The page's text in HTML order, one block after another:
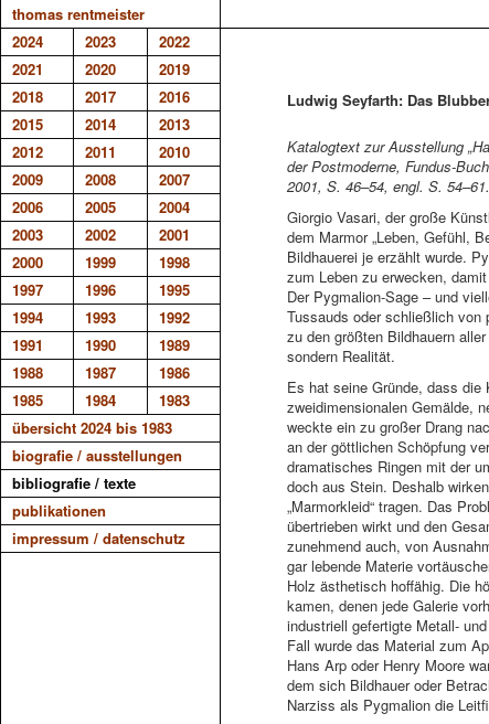
thomas rentmeister
2024
2023
2022
2021
2020
2019
2018
2017
2016
2015
2014
2013
2012
2011
2010
2009
2008
2007
2006
2005
2004
2003
2002
2001
2000
1999
1998
1997
1996
1995
1994
1993
1992
1991
1990
1989
1988
1987
1986
1985
1984
1983
übersicht 2024 bis 1983
biografie / ausstellungen
bibliografie / texte
publikationen
impressum / datenschutz
Ludwig Seyfarth: Das
Katalogtext zur Ausstellung
der Postmoderne, Fundus-
2001, S. 46–54, engl. S. 54–61.
Giorgio Vasari, der große
dem Marmor „Leben, Gefühl,
Bildhauerei je erzählt wurde.
zum Leben zu erwecken,
Der Pygmalion-Sage – und
Tussauds oder schließlich von
zu den größten Bildhauern
sondern Realität.
Es hat seine Gründe, dass
zweidimensionalen Gemälde,
weckte ein zu großer Drang
an der göttlichen Schöpfung
dramatisches Ringen mit der
doch aus Stein. Deshalb
„Marmorkleid“ tragen. Das
übertrieben wirkt und den
zunehmend auch, von
gar lebende Materie
Holz ästhetisch hoffähig. Die
kamen, denen jede Galerie
industriell gefertigte Metall-
Fall wurde das Material zum
Hans Arp oder Henry Moore
dem sich Bildhauer oder
Narziss als Pygmalion die